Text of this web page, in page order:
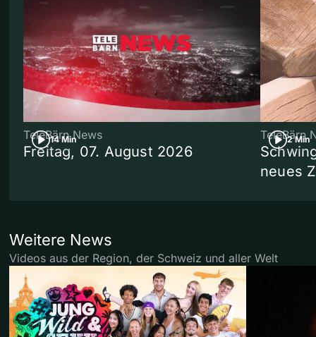
14 Min
TeleBärn News
Freitag, 07. August 2026
2 Min
TeleBärn
neues
Weitere News
Videos aus der Region, der Schweiz und aller Welt